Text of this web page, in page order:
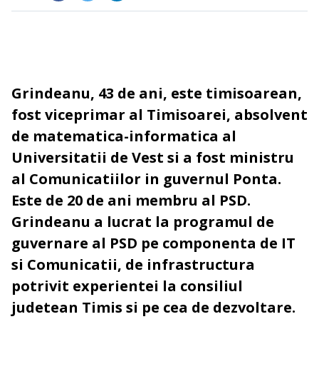
Grindeanu, 43 de ani, este timisoarean,
fost viceprimar al Timisoarei, absolvent
de matematica-informatica al
Universitatii de Vest si a fost ministru
al Comunicatiilor in guvernul Ponta.
Este de 20 de ani membru al PSD.
Grindeanu a lucrat la programul de
guvernare al PSD pe componenta de IT
si Comunicatii, de infrastructura
potrivit experientei la consiliul
judetean Timis si pe cea de dezvoltare.